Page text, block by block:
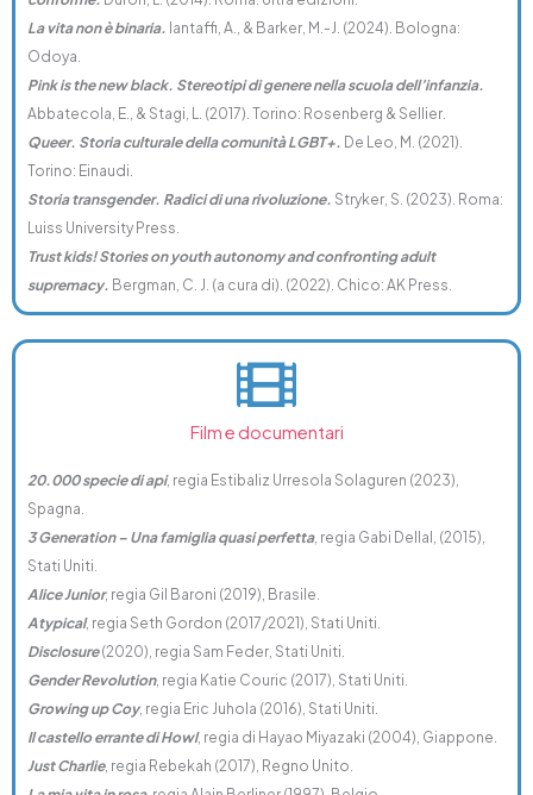
La vita non è binaria. Iantaffi, A., & Barker, M.-J. (2024). Bologna:
Odoya.
Pink is the new black. Stereotipi di genere nella scuola dell’infanzia.
Abbatecola, E., & Stagi, L. (2017). Torino: Rosenberg & Sellier.
Queer. Storia culturale della comunità LGBT+. De Leo, M. (2021).
Torino: Einaudi.
Storia transgender. Radici di una rivoluzione. Stryker, S. (2023). Roma:
Luiss University Press.
Trust kids! Stories on youth autonomy and confronting adult
supremacy. Bergman, C. J. (a cura di). (2022). Chico: AK Press.
Film e documentari
20.000 specie di api, regia Estibaliz Urresola Solaguren (2023),
Spagna.
3 Generation – Una famiglia quasi perfetta, regia Gabi Dellal, (2015),
Stati Uniti.
Alice Junior, regia Gil Baroni (2019), Brasile.
Atypical, regia Seth Gordon (2017/2021), Stati Uniti.
Disclosure(2020), regia Sam Feder, Stati Uniti.
Gender Revolution, regia Katie Couric (2017), Stati Uniti.
Growing up Coy, regia Eric Juhola (2016), Stati Uniti.
Il castello errante di Howl, regia di Hayao Miyazaki (2004), Giappone.
Just Charlie, regia Rebekah (2017), Regno Unito.